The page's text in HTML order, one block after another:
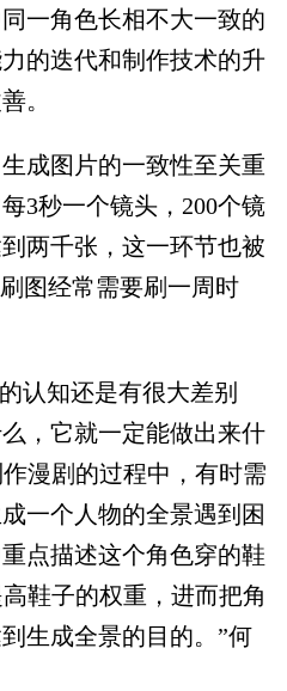
一角色长相不大一致的
的迭代和制作技术的升
。
图片的一致性至关重
3秒一个镜头，200个镜
两千张，这一环节也被
图经常需要刷一周时
知还是有很大差别
，它就一定能做出来什
漫剧的过程中，有时需
一个人物的全景遇到困
点描述这个角色穿的鞋
鞋子的权重，进而把角
生成全景的目的。”何